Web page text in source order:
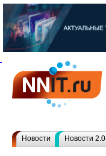
Новости Новости 2.0